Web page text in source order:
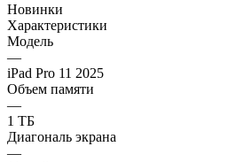
Новинки
Характеристики
Модель
—
iPad Pro 11 2025
Объем памяти
—
1 ТБ
Диагональ экрана
—